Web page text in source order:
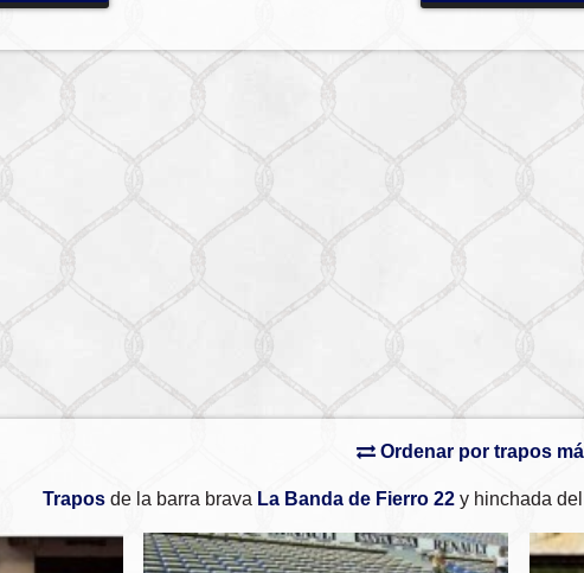
Ordenar por trapos
Trapos de la barra brava La Banda de Fierro 22 y hinchada